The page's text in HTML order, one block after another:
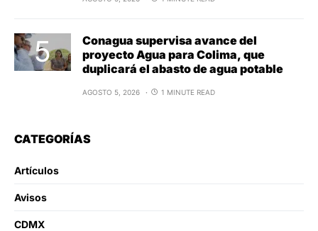
Conagua supervisa avance del
proyecto Agua para Colima, que
duplicará el abasto de agua potable
AGOSTO 5, 2026 1 MINUTE READ
CATEGORÍAS
Artículos
Avisos
CDMX